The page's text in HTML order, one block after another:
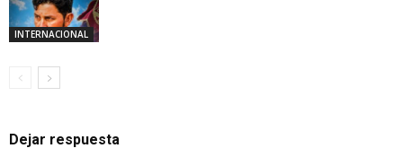
INTERNACIONAL
Dejar respuesta